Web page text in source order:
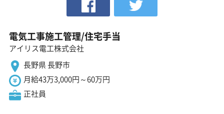
電気工事施工管理/住宅手当
アイリス電工株式会社
長野県 長野市
月給43万3,000円～60万円
正社員